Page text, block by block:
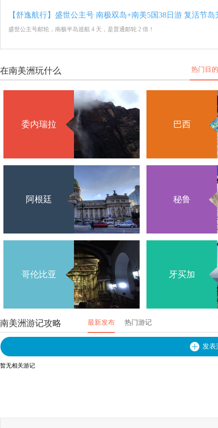
【舒逸航行】盛世公主号 南极双岛+南美5国38日游 复活节岛
盛世公主号邮轮，南极半岛巡航 4 天，是普通邮轮 2 倍！
在南美洲玩什么 热门目
委内瑞拉 巴西
阿根廷 秘鲁
哥伦比亚 牙买加
南美洲游记攻略 最新发布 热门游记
发表
暂无相关游记